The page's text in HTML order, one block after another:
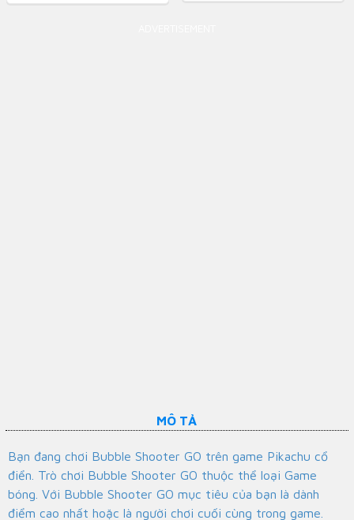
MÔ TẢ
Bạn đang chơi Bubble Shooter GO trên game Pikachu cổ
điển. Trò chơi Bubble Shooter GO thuộc thể loại Game
bóng. Với Bubble Shooter GO mục tiêu của bạn là dành
điểm cao nhất hoặc là người chơi cuối cùng trong game.